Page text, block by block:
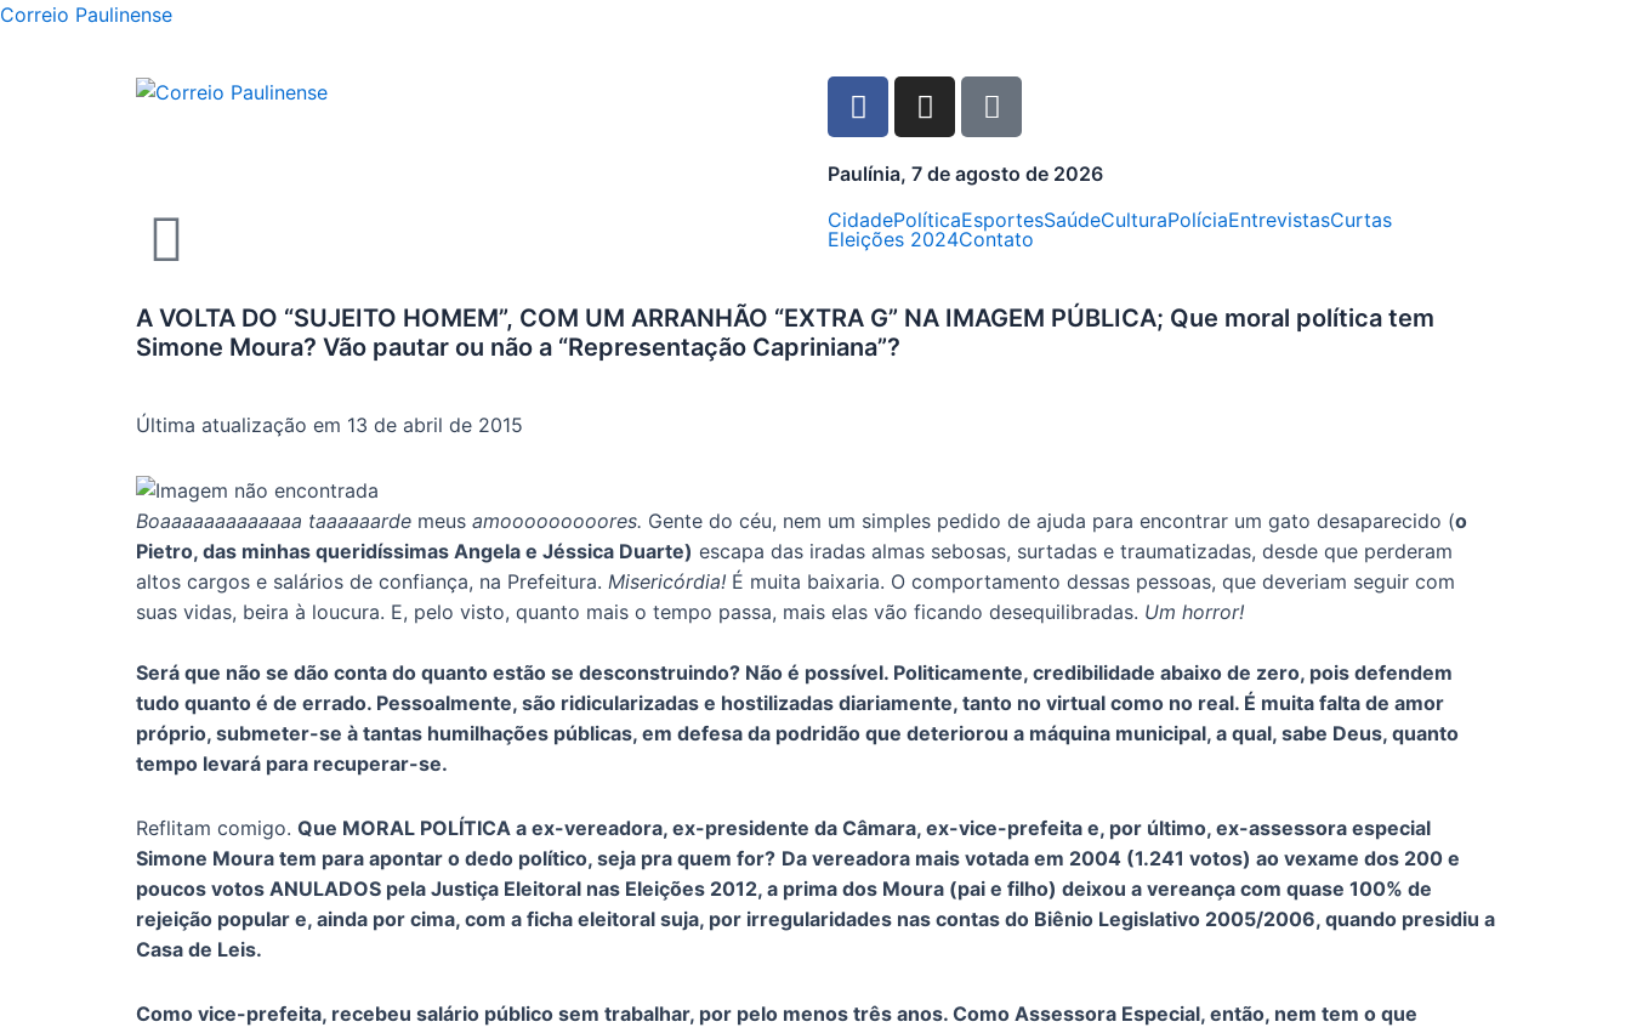
Correio Paulinense
Paulínia, 7 de agosto de 2026
CidadePolíticaEsportesSaúdeCulturaPolíciaEntrevistasCurtas
Eleições 2024Contato
A VOLTA DO “SUJEITO HOMEM”, COM UM ARRANHÃO “EXTRA G” NA IMAGEM PÚBLICA; Que moral política tem
Simone Moura? Vão pautar ou não a “Representação Capriniana”?
Última atualização em 13 de abril de 2015
Boaaaaaaaaaaaaa taaaaaarde meus amooooooooores. Gente do céu, nem um simples pedido de ajuda para encontrar um gato desaparecido (o
Pietro, das minhas queridíssimas Angela e Jéssica Duarte) escapa das iradas almas sebosas, surtadas e traumatizadas, desde que perderam
altos cargos e salários de confiança, na Prefeitura. Misericórdia! É muita baixaria. O comportamento dessas pessoas, que deveriam seguir com
suas vidas, beira à loucura. E, pelo visto, quanto mais o tempo passa, mais elas vão ficando desequilibradas. Um horror!
Será que não se dão conta do quanto estão se desconstruindo? Não é possível. Politicamente, credibilidade abaixo de zero, pois defendem
tudo quanto é de errado. Pessoalmente, são ridicularizadas e hostilizadas diariamente, tanto no virtual como no real. É muita falta de amor
próprio, submeter-se à tantas humilhações públicas, em defesa da podridão que deteriorou a máquina municipal, a qual, sabe Deus, quanto
tempo levará para recuperar-se.
Reflitam comigo. Que MORAL POLÍTICA a ex-vereadora, ex-presidente da Câmara, ex-vice-prefeita e, por último, ex-assessora especial
Simone Moura tem para apontar o dedo político, seja pra quem for? Da vereadora mais votada em 2004 (1.241 votos) ao vexame dos 200 e
poucos votos ANULADOS pela Justiça Eleitoral nas Eleições 2012, a prima dos Moura (pai e filho) deixou a vereança com quase 100% de
rejeição popular e, ainda por cima, com a ficha eleitoral suja, por irregularidades nas contas do Biênio Legislativo 2005/2006, quando presidiu a
Casa de Leis.
Como vice-prefeita, recebeu salário público sem trabalhar, por pelo menos três anos. Como Assessora Especial, então, nem tem o que